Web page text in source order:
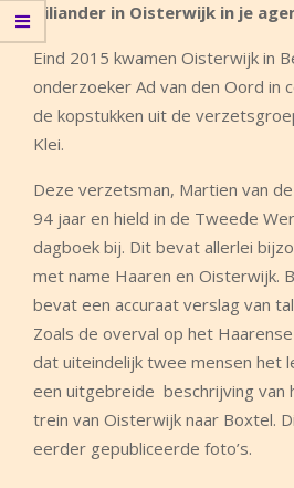
Tiliander in Oisterwijk in je
Eind 2015 kwamen Oisterwijk in
onderzoeker Ad van den Oord in
de kopstukken uit de
Klei.
Deze verzetsman, Martien van
94 jaar en hield in de Tweede
dagboek bij. Dit bevat allerlei
met name Haaren en Oisterwijk.
bevat een accuraat verslag van
Zoals de overval op het
dat uiteindelijk twee mensen het
een uitgebreide beschrijving van
trein van Oisterwijk naar Boxtel.
eerder gepubliceerde foto’s.